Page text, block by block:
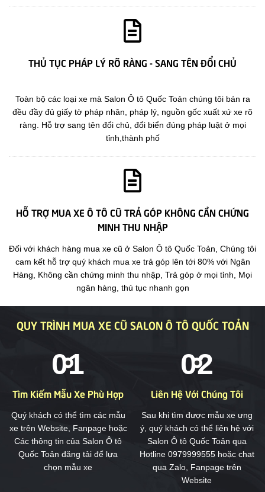
THỦ TỤC PHÁP LÝ RÕ RÀNG - SANG TÊN ĐỔI CHỦ
Toàn bộ các loại xe mà Salon Ô tô Quốc Toản chúng tôi bán ra
đều đầy đủ giấy tờ pháp nhân, pháp lý, nguồn gốc xuất xứ xe rõ
ràng. Hỗ trợ sang tên đổi chủ, đổi biển đúng pháp luật ở mọi
tỉnh,thành phố
HỖ TRỢ MUA XE Ô TÔ CŨ TRẢ GÓP KHÔNG CẦN CHỨNG
MINH THU NHẬP
Đối với khách hàng mua xe cũ ở Salon Ô tô Quốc Toản, Chúng tôi
cam kết hỗ trợ quý khách mua xe trả góp lên tới 80% với Ngân
Hàng, Không cần chứng minh thu nhập, Trả góp ở mọi tỉnh, Mọi
ngân hàng, thủ tục nhanh gọn
QUY TRÌNH MUA XE CŨ SALON Ô TÔ QUỐC TOẢN
Tìm Kiếm Mẫu Xe Phù Hợp
Quý khách có thể tìm các mẫu
xe trên Website, Fanpage hoặc
Các thông tin của Salon Ô tô
Quốc Toản đăng tải để lựa
chọn mẫu xe
Liên Hệ Với Chúng Tôi
Sau khi tìm được mẫu xe ưng
ý, quý khách có thể liên hệ với
Salon Ô tô Quốc Toản qua
Hotline 0979999555 hoặc chat
qua Zalo, Fanpage trên
Website